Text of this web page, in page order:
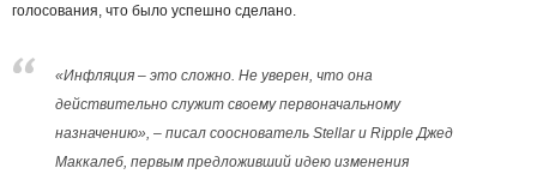
голосования, что было успешно сделано.
«Инфляция – это сложно. Не уверен, что она
действительно служит своему первоначальному
назначению», – писал сооснователь Stellar и Ripple Джед
Маккалеб, первым предложивший идею изменения